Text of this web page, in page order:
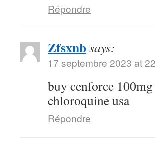
Répondre
Zfsxnbsays:
17 septembre 2023 at
buy cenforce
chloroquine usa
Répondre